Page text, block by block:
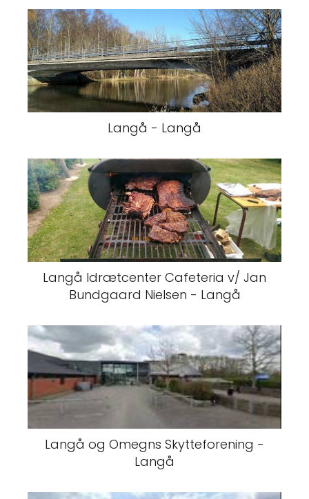
Langå - Langå
Langå Idrætcenter Cafeteria v/ Jan
Bundgaard Nielsen - Langå
Langå og Omegns Skytteforening -
Langå